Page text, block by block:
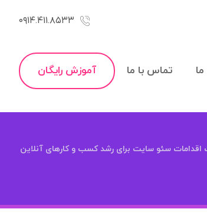
۰۹۱۴.۴۱۱.۸۵۳۳
آموزش رایگان ما تماس با ما
اقدامات سئو سایت برای رشد کسب و کارهای آنلاین